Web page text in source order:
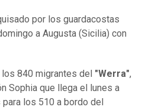
por los guardacostas
a Augusta (Sicilia) con
840 migrantes del "Werra",
Sophia que llega el lunes a
los 510 a bordo del